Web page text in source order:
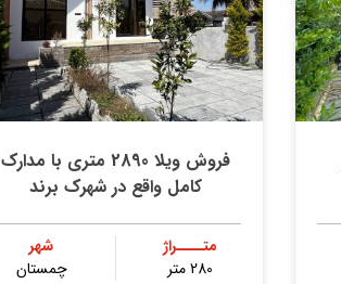
فروش ویلا 2890 متری با مدارك
كامل واقع در شهرك برند
متــــراژ
280 متر
شهر
چمستان